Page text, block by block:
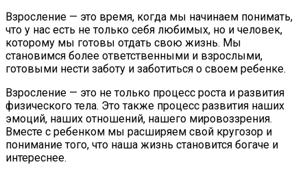
Взросление — это время, когда мы начинаем понимать,
что у нас есть не только себя любимых, но и человек,
которому мы готовы отдать свою жизнь. Мы
становимся более ответственными и взрослыми,
готовыми нести заботу и заботиться о своем ребенке.
Взросление — это не только процесс роста и развития
физического тела. Это также процесс развития наших
эмоций, наших отношений, нашего мировоззрения.
Вместе с ребенком мы расширяем свой кругозор и
понимание того, что наша жизнь становится богаче и
интереснее.